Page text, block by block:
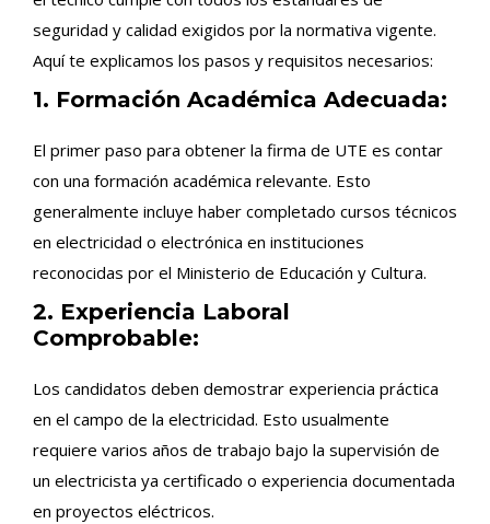
seguridad y calidad exigidos por la normativa vigente.
Aquí te explicamos los pasos y requisitos necesarios:
1. Formación Académica Adecuada:
El primer paso para obtener la firma de UTE es contar
con una formación académica relevante. Esto
generalmente incluye haber completado cursos técnicos
en electricidad o electrónica en instituciones
reconocidas por el Ministerio de Educación y Cultura.
2. Experiencia Laboral
Comprobable:
Los candidatos deben demostrar experiencia práctica
en el campo de la electricidad. Esto usualmente
requiere varios años de trabajo bajo la supervisión de
un electricista ya certificado o experiencia documentada
en proyectos eléctricos.